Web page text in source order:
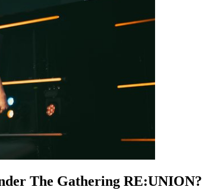
The Gathering RE:UNION?